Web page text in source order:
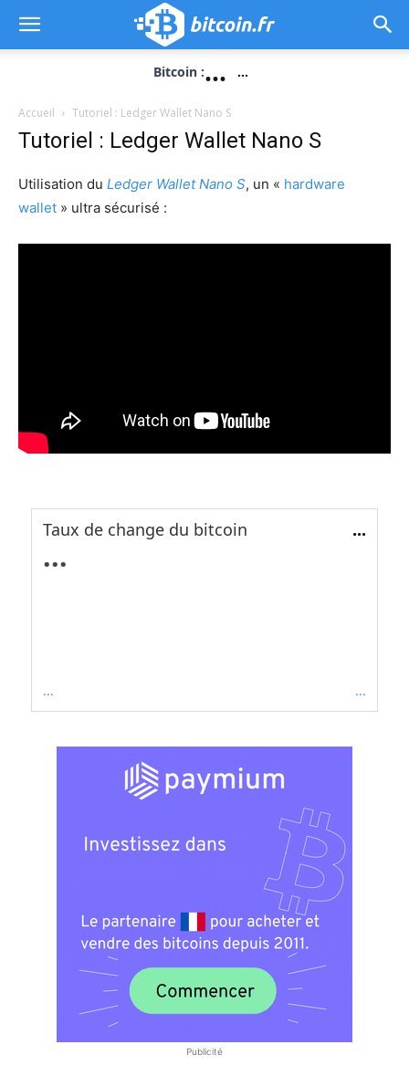
Bitcoin :... ...
Accueil Tutoriel : Ledger Wallet Nano S
Tutoriel : Ledger Wallet Nano S
Utilisation du Ledger Wallet Nano S, un « hardware
wallet » ultra sécurisé :
Taux de change du bitcoin ...
...
... ...
Publicité